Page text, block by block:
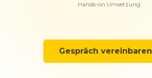
Hands-on Umsetzung
Gespräch vereinbaren